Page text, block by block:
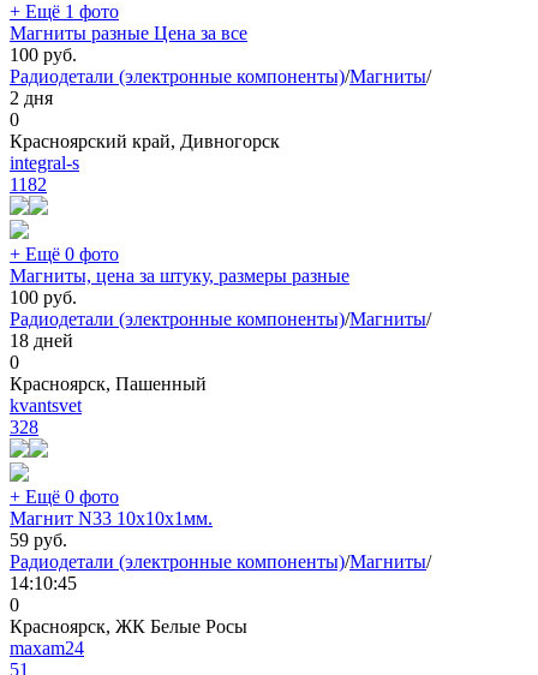
+ Ещё 1 фото
Магниты разные Цена за все
100 руб.
Радиодетали (электронные компоненты)/Магниты/
2 дня
0
Красноярский край, Дивногорск
integral-s
1182
+ Ещё 0 фото
Магниты, цена за штуку, размеры разные
100 руб.
Радиодетали (электронные компоненты)/Магниты/
18 дней
0
Красноярск, Пашенный
kvantsvet
328
+ Ещё 0 фото
Магнит N33 10x10x1мм.
59 руб.
Радиодетали (электронные компоненты)/Магниты/
14:10:45
0
Красноярск, ЖК Белые Росы
maxam24
51